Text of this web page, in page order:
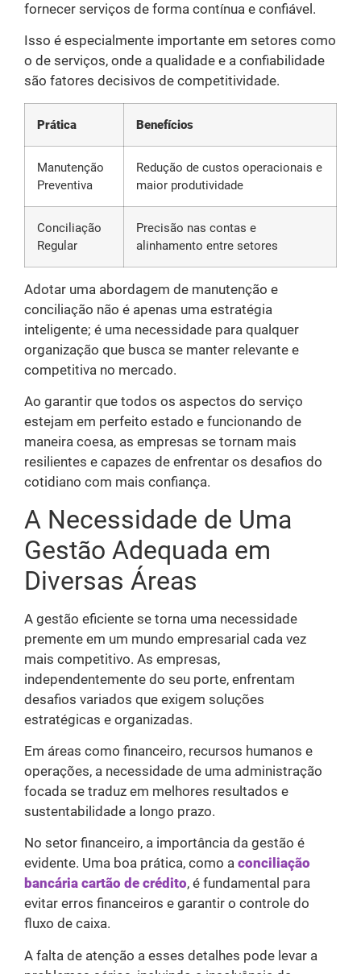
fornecer serviços de forma contínua e confiável.
Isso é especialmente importante em setores como
o de serviços, onde a qualidade e a confiabilidade
são fatores decisivos de competitividade.
Prática Benefícios
Manutenção
Preventiva
Redução de custos operacionais e
maior produtividade
Conciliação
Regular
Precisão nas contas e
alinhamento entre setores
Adotar uma abordagem de manutenção e
conciliação não é apenas uma estratégia
inteligente; é uma necessidade para qualquer
organização que busca se manter relevante e
competitiva no mercado.
Ao garantir que todos os aspectos do serviço
estejam em perfeito estado e funcionando de
maneira coesa, as empresas se tornam mais
resilientes e capazes de enfrentar os desafios do
cotidiano com mais confiança.
A Necessidade de Uma
Gestão Adequada em
Diversas Áreas
A gestão eficiente se torna uma necessidade
premente em um mundo empresarial cada vez
mais competitivo. As empresas,
independentemente do seu porte, enfrentam
desafios variados que exigem soluções
estratégicas e organizadas.
Em áreas como financeiro, recursos humanos e
operações, a necessidade de uma administração
focada se traduz em melhores resultados e
sustentabilidade a longo prazo.
No setor financeiro, a importância da gestão é
evidente. Uma boa prática, como a conciliação
bancária cartão de crédito, é fundamental para
evitar erros financeiros e garantir o controle do
fluxo de caixa.
A falta de atenção a esses detalhes pode levar a